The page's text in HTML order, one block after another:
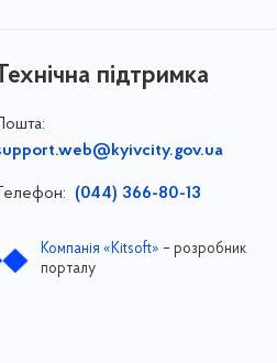
підтримка
Пошта:
Телефон: (044) 366-80-13
Компанія «Kitsoft» – розробник
порталу